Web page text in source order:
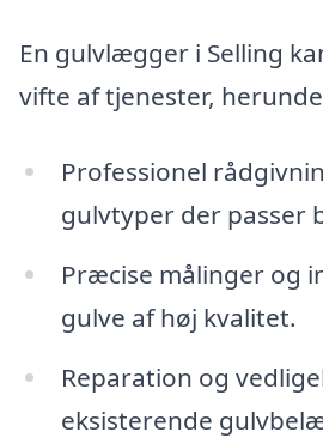
En gulvlægger i Selling
vifte af tjenester,
Professionel
gulvtyper der passer
Præcise målinger og
gulve af høj kvalitet.
Reparation og
eksisterende